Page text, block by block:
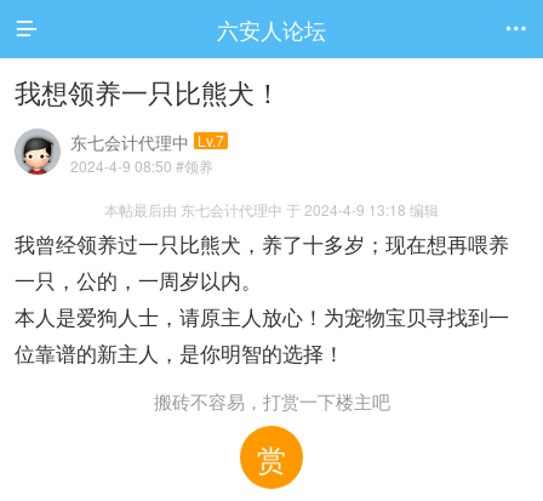
 六安人论坛 
我想领养一只比熊犬！
东七会计代理中 Lv.7
2024-4-9 08:50 #领养
本帖最后由 东七会计代理中 于 2024-4-9 13:18 编辑
我曾经领养过一只比熊犬，养了十多岁；现在想再喂养
一只，公的，一周岁以内。
本人是爱狗人士，请原主人放心！为宠物宝贝寻找到一
位靠谱的新主人，是你明智的选择！
搬砖不容易，打赏一下楼主吧
赏